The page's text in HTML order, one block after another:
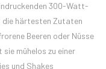
300-Watt-
härtesten Zutaten
Beeren oder Nüsse
mühelos zu einer
und Shakes